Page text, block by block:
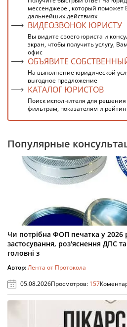
мессенджере , который поможет
дальнейших действиях
ВИДЕОЗВОНОК ЮРИСТУ
Вы видите своего юриста и
экран, чтобы получить услугу,
офис
ОБЪЯВИТЕ
На выполнение юридической
выгодное предложение
КАТАЛОГ ЮРИСТОВ
Поиск исполнителя для
фильтрам, показателям и
Популярные
Чи потрібна ФОП печатка у 2026
застосування, роз'яснення ДПС та
головні з
Автор:Лента от Протокола
05.08.2026Просмотров: 157